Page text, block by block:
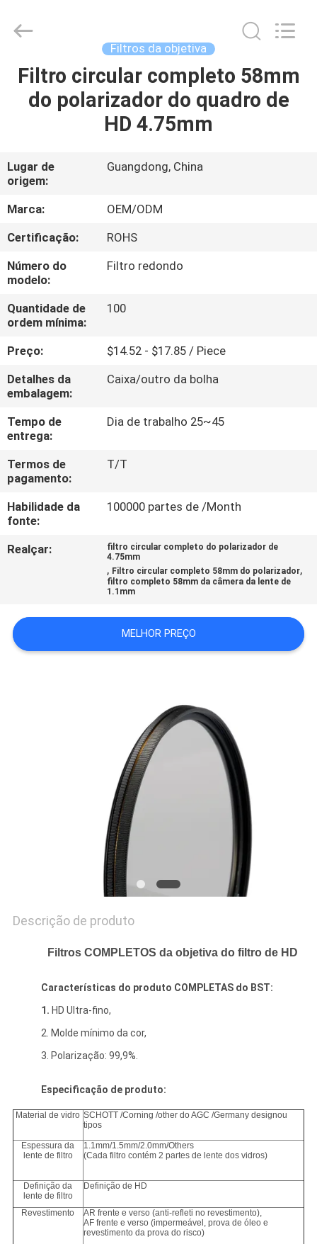
CASA
SOBRE
NÓS
EXCURSÃO
DA
FÁBRICA
CONTROLE
DA
QUALIDADE
CONTACTE-
NOS
PEÇA
UMAS
CITAÇÕES
SITE
Technology
Ltd..
Filtros da objetiva
Filtro circular completo 58mm
do polarizador do quadro de
HD 4.75mm
Lugar de
origem:
Guangdong, China
Marca:
OEM/ODM
Certificação:
ROHS
Número do
modelo:
Filtro redondo
Quantidade de
ordem mínima:
100
Preço:
$14.52 - $17.85 / Piece
Detalhes da
embalagem:
Caixa/outro da bolha
Tempo de
entrega:
Dia de trabalho 25~45
Termos de
pagamento:
T/T
Habilidade da
fonte:
100000 partes de /Month
Realçar:
filtro circular completo do polarizador de
4.75mm
, Filtro circular completo 58mm do polarizador,
filtro completo 58mm da câmera da lente de
1.1mm
MELHOR PREÇO
Descrição de produto
Filtros COMPLETOS da objetiva do filtro de HD
Características do produto COMPLETAS do BST:
1. HD Ultra-fino,
2. Molde mínimo da cor,
3. Polarização: 99,9%.
Especificação de produto:
Material de vidro SCHOTT /Corning /other do AGC /Germany designou
tipos
Espessura da
lente de filtro
1.1mm/1.5mm/2.0mm/Others
(Cada filtro contém 2 partes de lente dos vidros)
Definição da
lente de filtro
Definição de HD
Revestimento
AR frente e verso (anti-refleti no revestimento),
AF frente e verso (impermeável, prova de óleo e
revestimento da prova do risco)